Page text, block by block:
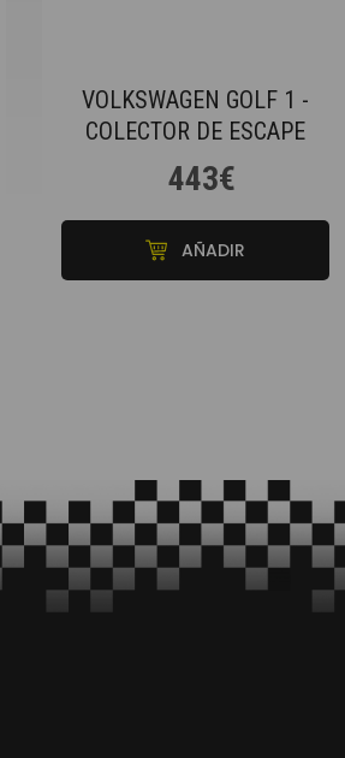
VOLKSWAGEN GOLF 1 -
COLECTOR DE ESCAPE
443€
AÑADIR